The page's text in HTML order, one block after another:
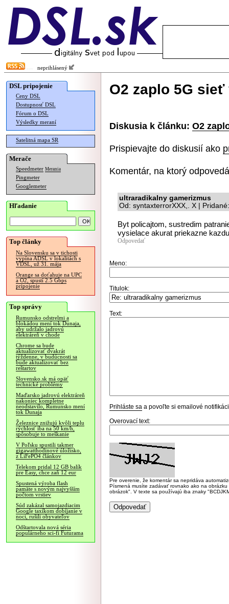
neprihlásený
DSL pripojenie
Ceny DSL
Dostupnosť DSL
Fórum o DSL
Výsledky meraní
Satelitná mapa SR
Merače
Speedmeter Merania
Pingmeter
Googlemeter
Hľadanie
Top články
Na Slovensku sa v tichosti
vypína ADSL v lokalitách s
VDSL, už 31. mája
Orange sa doťahuje na UPC
a O2, spustí 2.5 Gbps
pripojenie
Top správy
Rumunsko odstrelmi a
blokádou mení tok Dunaja,
aby udržalo jadrovú
elektráreň v chode
Chrome sa bude
aktualizovať dvakrát
týždenne, v budúcnosti sa
bude aktualizovať bez
reštartov
Slovensko.sk má opäť
technické problémy
Maďarsko jadrovú elektráreň
nakoniec kompletne
neodstavilo, Rumunsko mení
tok Dunaja
Železnice znižujú kvôli teplu
rýchlosť iba na 50 km/h,
spôsobuje to meškanie
V Poľsku spustili takmer
gigawatthodinové úložisko,
z LiFePO4 článkov
Telekom pridal 12 GB balík
pre Easy, chce zaň 12 eur
Spustená výroba flash
pamäte s novým najvyšším
počtom vrstiev
Súd zakázal samojazdiacim
Google taxíkom dobíjanie v
noci, rušili obyvateľov
Odštartovala nová séria
populárneho sci-fi Futurama
O2 zaplo 5G
Diskusia k článku: O2
Prispievajte do diskusií ako
Komentár, na ktorý
ultraradikalny gamerizmus
Od: syntaxterrorXXX,. X |
Byt policajtom, sustredim
vysielace akurat priekazne
Odpovedať
Meno:
Titulok:
Text:
Prihláste sa a povoľte si emailové
Overovací text:
Pre overenie, že komentár sa nepridáva
Písmená musíte zadávať rovnako ako na
obrázok". V texte sa používajú iba znaky